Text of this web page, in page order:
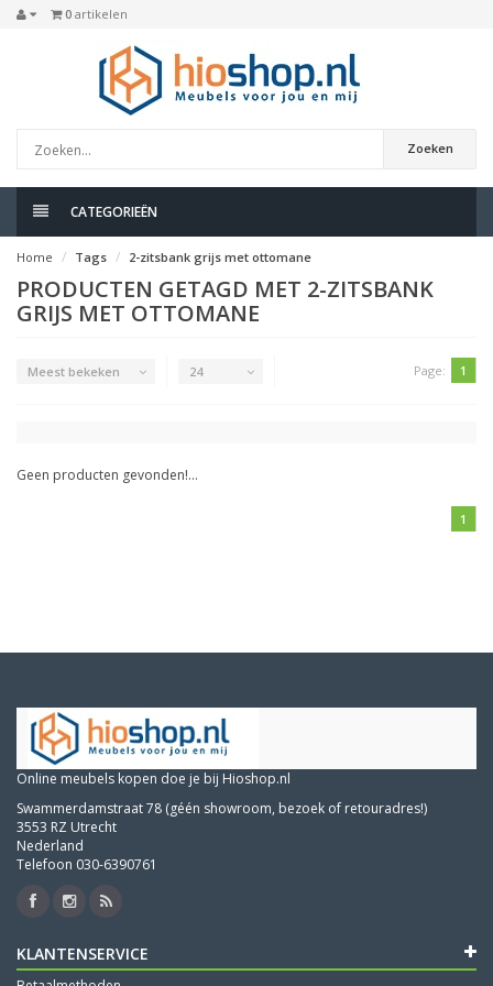
0 artikelen
Zoeken
CATEGORIEËN
Home Tags 2-zitsbank grijs met ottomane
PRODUCTEN GETAGD MET 2-ZITSBANK
GRIJS MET OTTOMANE
Meest bekeken 24 Page: 1
Geen producten gevonden!...
1
Online meubels kopen doe je bij Hioshop.nl
Swammerdamstraat 78 (géén showroom, bezoek of retouradres!)
3553 RZ Utrecht
Nederland
Telefoon 030-6390761
KLANTENSERVICE